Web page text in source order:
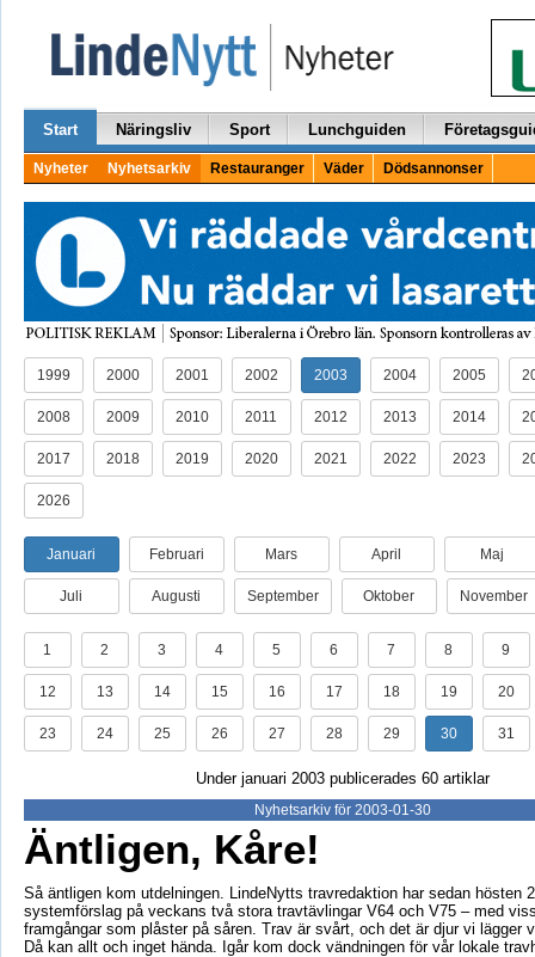
Start Näringsliv Sport Lunchguiden
Nyheter Nyhetsarkiv Restauranger Väder Dödsannonser
1999 2000 2001 2002 2003 2004 2005
2008 2009 2010 2011 2012 2013 2014
2017 2018 2019 2020 2021 2022 2023
2026
Januari Februari Mars April Maj
Juli Augusti September Oktober November
1 2 3 4 5 6 7 8 9
12 13 14 15 16 17 18 19 20
23 24 25 26 27 28 29 30 31
Under januari 2003 publicerades 60 artiklar
Nyhetsarkiv för 2003-01-30
Äntligen, Kåre!
Så äntligen kom utdelningen. LindeNytts travredaktion har sedan hösten
systemförslag på veckans två stora travtävlingar V64 och V75 – med
framgångar som plåster på såren. Trav är svårt, och det är djur vi lägger
Då kan allt och inget hända. Igår kom dock vändningen för vår lokale